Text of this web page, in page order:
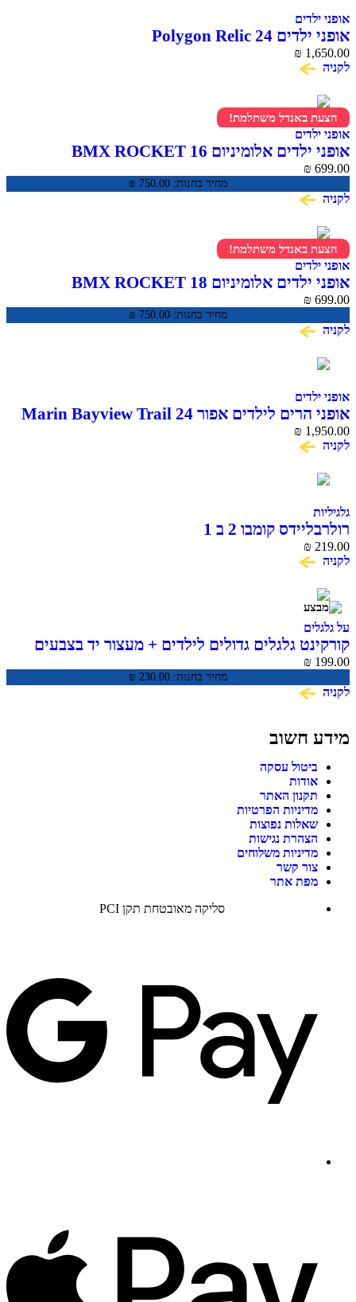
אופני ילדים
אופני ילדים Polygon Relic 24
₪ 1,650.00
לקניה
הצעת באנדל משתלמת!
אופני ילדים
אופני ילדים אלומיניום BMX ROCKET 16
מחיר בחנות: ₪ 750.00
₪ 699.00
לקניה
הצעת באנדל משתלמת!
אופני ילדים
אופני ילדים אלומיניום BMX ROCKET 18
מחיר בחנות: ₪ 750.00
₪ 699.00
לקניה
אופני ילדים
אופני הרים לילדים אפור 24 Marin Bayview Trail
₪ 1,950.00
לקניה
גלגיליות
רולרבליידס קומבו 2 ב 1
₪ 219.00
לקניה
על גלגלים
קורקינט גלגלים גדולים לילדים + מעצור יד בצבעים
CLASSIC PRO
מחיר בחנות: ₪ 230.00
₪ 199.00
לקניה
מידע חשוב
ביטול עסקה
אודות
תקנון האתר
מדיניות הפרטיות
שאלות נפוצות
הצהרת נגישות
מדיניות משלוחים
צור קשר
מפת אתר
סליקה מאובטחת תקן PCI